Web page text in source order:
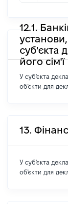
12.1.
суб'єкта
його сім'ї
У суб'єкта
об'єкти для
13.
У суб'єкта
об'єкти для